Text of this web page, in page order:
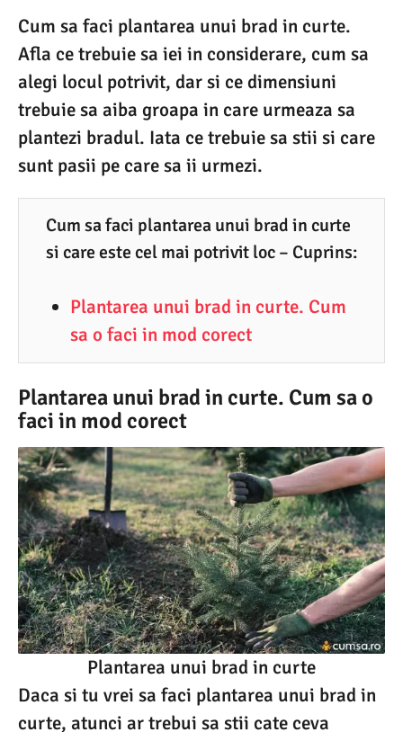
0
2
5
1
7
.
0
5
0
.
2
0
2
Cum sa faci plantarea unui brad in curte.
Afla ce trebuie sa iei in considerare, cum sa
alegi locul potrivit, dar si ce dimensiuni
trebuie sa aiba groapa in care urmeaza sa
plantezi bradul. Iata ce trebuie sa stii si care
sunt pasii pe care sa ii urmezi.
Cum sa faci plantarea unui brad in curte
si care este cel mai potrivit loc – Cuprins:
Plantarea unui brad in curte. Cum
sa o faci in mod corect
Plantarea unui brad in curte. Cum sa o
faci in mod corect
Plantarea unui brad in curte
Daca si tu vrei sa faci plantarea unui brad in
curte, atunci ar trebui sa stii cate ceva